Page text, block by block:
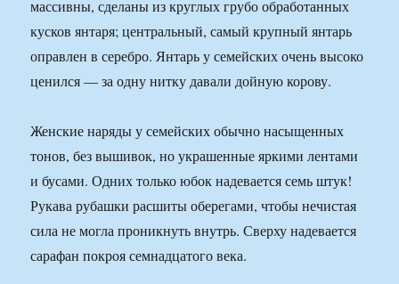
массивны, сделаны из круглых грубо обработанных
кусков янтаря; центральный, самый крупный янтарь
оправлен в серебро. Янтарь у семейских очень высоко
ценился — за одну нитку давали дойную корову.
Женские наряды у семейских обычно насыщенных
тонов, без вышивок, но украшенные яркими лентами
и бусами. Одних только юбок надевается семь штук!
Рукава рубашки расшиты оберегами, чтобы нечистая
сила не могла проникнуть внутрь. Сверху надевается
сарафан покроя семнадцатого века.